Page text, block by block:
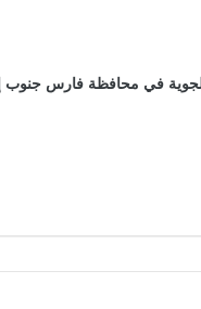
في محافظة فارس جنوب